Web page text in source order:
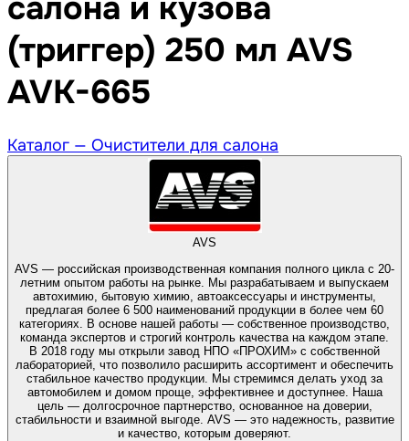
салона и кузова
(триггер) 250 мл AVS
AVK-665
Каталог — Очистители для салона
AVS
AVS — российская производственная компания полного цикла с 20-
летним опытом работы на рынке. Мы разрабатываем и выпускаем
автохимию, бытовую химию, автоаксессуары и инструменты,
предлагая более 6 500 наименований продукции в более чем 60
категориях. В основе нашей работы — собственное производство,
команда экспертов и строгий контроль качества на каждом этапе.
В 2018 году мы открыли завод НПО «ПРОХИМ» с собственной
лабораторией, что позволило расширить ассортимент и обеспечить
стабильное качество продукции. Мы стремимся делать уход за
автомобилем и домом проще, эффективнее и доступнее. Наша
цель — долгосрочное партнерство, основанное на доверии,
стабильности и взаимной выгоде. AVS — это надежность, развитие
и качество, которым доверяют.